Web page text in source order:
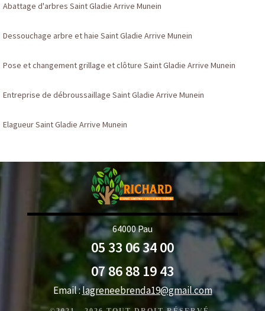
Abattage d'arbres Saint Gladie Arrive Munein
Dessouchage arbre et haie Saint Gladie Arrive Munein
Pose et changement grillage et clôture Saint Gladie Arrive Munein
Entreprise de débroussaillage Saint Gladie Arrive Munein
Elagueur Saint Gladie Arrive Munein
64000 Pau
05 33 06 34 00
07 86 88 19 43
Email :lagreneebrenda19@gmail.com